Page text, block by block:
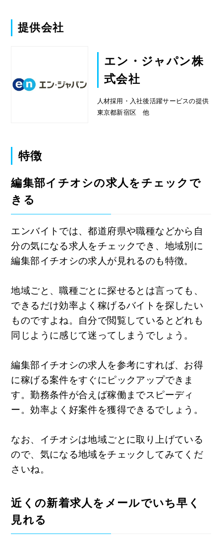
提供会社
エン・ジャパン株
式会社
人材採用・入社後活躍サービスの提供
東京都新宿区 他
特徴
編集部イチオシの求人をチェックで
きる
エンバイトでは、都道府県や職種などから自
分の気になる求人をチェックでき、地域別に
編集部イチオシの求人が見れるのも特徴。
地域ごと、職種ごとに探せるとは言っても、
できるだけ効率よく稼げるバイトを探したい
ものですよね。自分で閲覧しているとどれも
同じように感じて迷ってしまうでしょう。
編集部イチオシの求人を参考にすれば、お得
に稼げる案件をすぐにピックアップできま
す。勤務条件が合えば稼働までスピーディ
ー。効率よく好案件を獲得できるでしょう。
なお、イチオシは地域ごとに取り上げている
ので、気になる地域をチェックしてみてくだ
さいね。
近くの新着求人をメールでいち早く
見れる